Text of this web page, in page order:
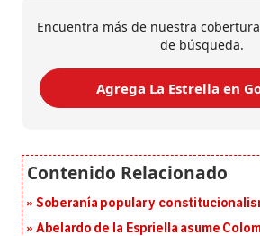
Encuentra más de nuestra
de búsqueda.
Agrega La Estrella en
Soberanía popular y
Abelardo de la Espriella asume